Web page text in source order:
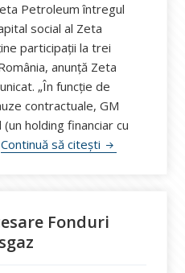
Petroleum întregul
social al Zeta
participaţii la trei
anunță Zeta
„În funcţie de
contractuale, GM
holding financiar cu
Continuă să citești Zeta
Fonduri